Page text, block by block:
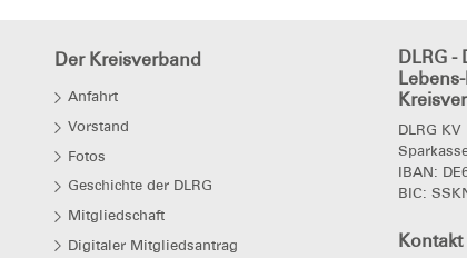
Der Kreisverband
Anfahrt
Vorstand
Fotos
Geschichte der DLRG
Mitgliedschaft
Digitaler Mitgliedsantrag
DLRG -
DLRG
IBAN:
BIC:
Kontakt